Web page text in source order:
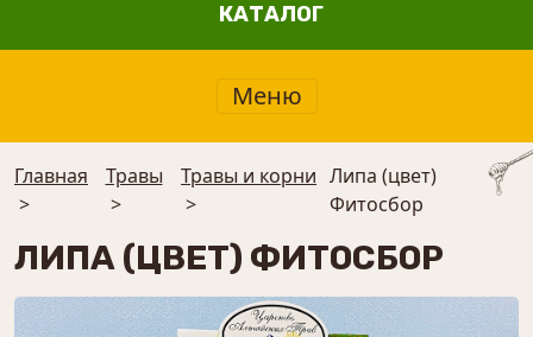
КАТАЛОГ
Меню
Главная
>
Травы
>
Травы и корни
>
Липа (цвет)
Фитосбор
ЛИПА (ЦВЕТ) ФИТОСБОР